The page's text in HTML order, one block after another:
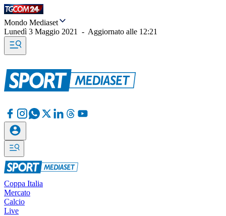
Mondo Mediaset
Lunedì 3 Maggio 2021
- Aggiornato alle 12:21
Coppa Italia
Mercato
Calcio
Live